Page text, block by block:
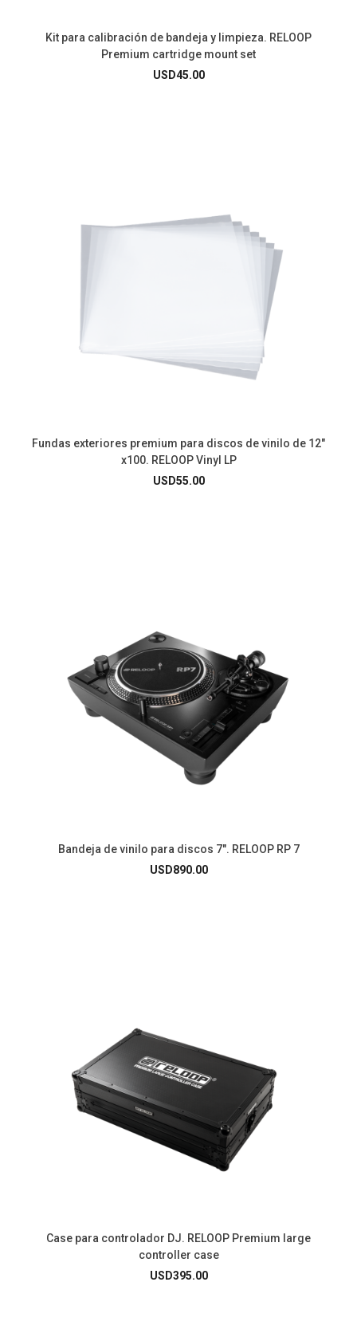
Kit para calibración de bandeja y limpieza. RELOOP
Premium cartridge mount set
USD45.00
Fundas exteriores premium para discos de vinilo de 12″
x100. RELOOP Vinyl LP
USD55.00
Bandeja de vinilo para discos 7″. RELOOP RP 7
USD890.00
Case para controlador DJ. RELOOP Premium large
controller case
USD395.00